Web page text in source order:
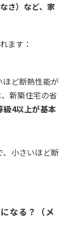
さ）など、家
ます：
ど断熱性能が
新築住宅の省
級4以上が基本
小さいほど断
なる？（メ